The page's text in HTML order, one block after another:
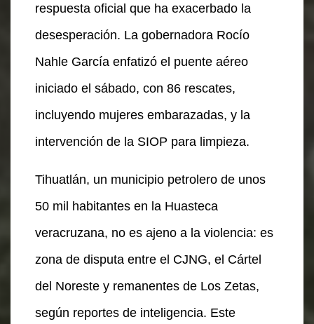
respuesta oficial que ha exacerbado la
desesperación. La gobernadora Rocío
Nahle García enfatizó el puente aéreo
iniciado el sábado, con 86 rescates,
incluyendo mujeres embarazadas, y la
intervención de la SIOP para limpieza.
Tihuatlán, un municipio petrolero de unos
50 mil habitantes en la Huasteca
veracruzana, no es ajeno a la violencia: es
zona de disputa entre el CJNG, el Cártel
del Noreste y remanentes de Los Zetas,
según reportes de inteligencia. Este